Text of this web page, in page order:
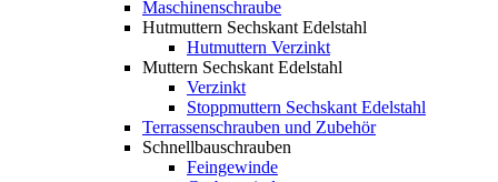
Maschinenschraube
Hutmuttern Sechskant Edelstahl
Hutmuttern Verzinkt
Muttern Sechskant Edelstahl
Verzinkt
Stoppmuttern Sechskant Edelstahl
Terrassenschrauben und Zubehör
Schnellbauschrauben
Feingewinde